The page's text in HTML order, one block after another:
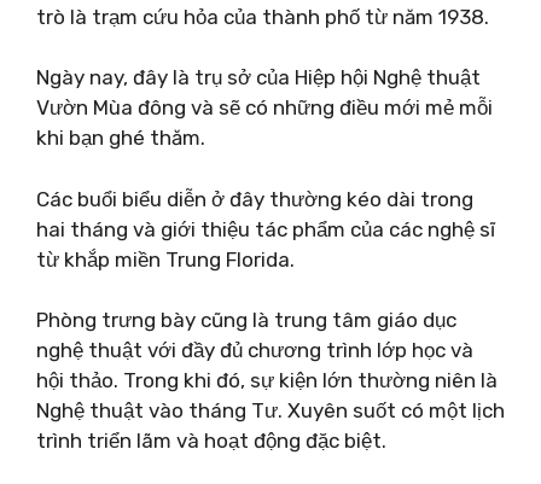
trò là trạm cứu hỏa của thành phố từ năm 1938.
Ngày nay, đây là trụ sở của Hiệp hội Nghệ thuật
Vườn Mùa đông và sẽ có những điều mới mẻ mỗi
khi bạn ghé thăm.
Các buổi biểu diễn ở đây thường kéo dài trong
hai tháng và giới thiệu tác phẩm của các nghệ sĩ
từ khắp miền Trung Florida.
Phòng trưng bày cũng là trung tâm giáo dục
nghệ thuật với đầy đủ chương trình lớp học và
hội thảo. Trong khi đó, sự kiện lớn thường niên là
Nghệ thuật vào tháng Tư. Xuyên suốt có một lịch
trình triển lãm và hoạt động đặc biệt.